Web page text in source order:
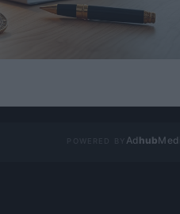
Ad hub